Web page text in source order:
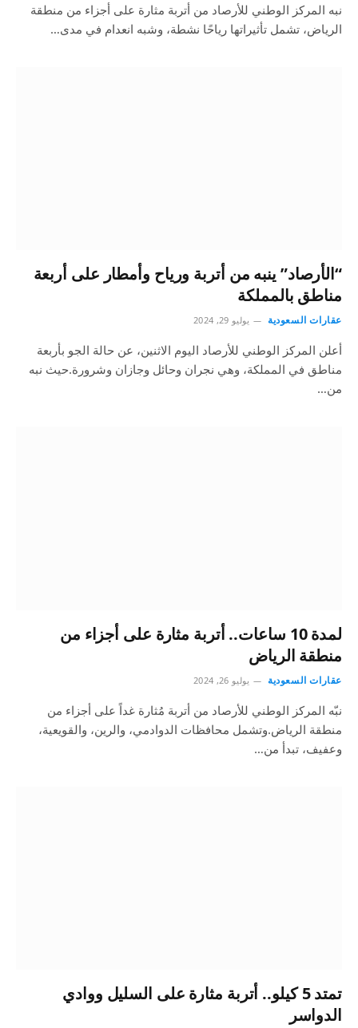
نبه المركز الوطني للأرصاد من أتربة مثارة على أجزاء من منطقة
الرياض، تشمل تأثيراتها رياحًا نشطة، وشبه انعدام في مدى…
“الأرصاد” ينبه من أتربة ورياح وأمطار على أربعة
مناطق بالمملكة
عقارات السعودية يوليو 29, 2024
أعلن المركز الوطني للأرصاد اليوم الاثنين، عن حالة الجو بأربعة
مناطق في المملكة، وهي نجران وحائل وجازان وشرورة.حيث نبه
من…
لمدة 10 ساعات.. أتربة مثارة على أجزاء من
منطقة الرياض
عقارات السعودية يوليو 26, 2024
نبّه المركز الوطني للأرصاد من أتربة مُثارة غداً على أجزاء من
منطقة الرياض.وتشمل محافظات الدوادمي، والرين، والقويعية،
وعفيف، تبدأ من…
تمتد 5 كيلو.. أتربة مثارة على السليل ووادي
الدواسر